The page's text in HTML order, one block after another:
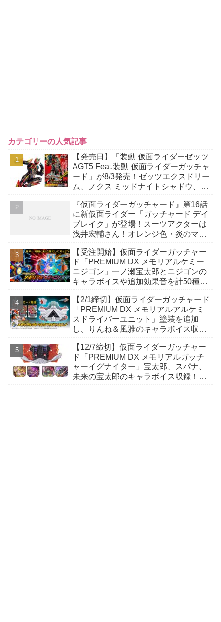
カテゴリーの人気記事
【発売日】「装動 仮面ライダーゼッツ
AGT5 Feat.装動 仮面ライダーガッチャ
ード」が8/3発売！ゼッツエクスドリー
ム、ノクス ミッドナイトシャドウ、ロ
『仮面ライダーガッチャード』第16話
に新仮面ライダー「ガッチャード デイ
ブレイク」が登場！スーツアクターは
浅井宏輔さん！オレンジ色・炎のマン
何者か⁉
【受注開始】仮面ライダーガッチャー
ド「PREMIUM DX メモリアルケミー
ニジゴン」一ノ瀬宝太郎とニジゴンの
キャラボイスや追加効果音を計50種以
【2/1締切】仮面ライダーガッチャード
「PREMIUM DX メモリアルアルケミ
スドライバーユニット」塗装を追加
し、りんね＆風雅のキャラボイス収
が2枚付属！
【12/7締切】仮面ライダーガッチャー
ド「PREMIUM DX メモリアルガッチ
ャーイグナイター」宝太郎、スパナ、
未来の宝太郎のキャラボイス収録！新